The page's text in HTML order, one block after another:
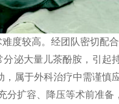
度较高。经团队密切配
泌大量儿茶酚胺，引
属于外科治疗中需谨慎
分扩容、降压等术前准